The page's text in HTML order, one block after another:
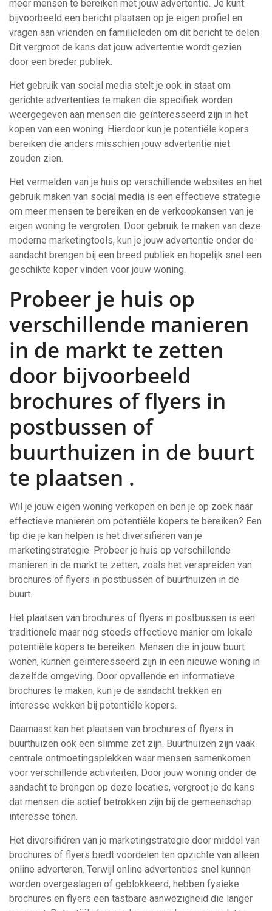
meer mensen te bereiken met jouw advertentie. Je kunt
bijvoorbeeld een bericht plaatsen op je eigen profiel en
vragen aan vrienden en familieleden om dit bericht te delen.
Dit vergroot de kans dat jouw advertentie wordt gezien
door een breder publiek.
Het gebruik van social media stelt je ook in staat om
gerichte advertenties te maken die specifiek worden
weergegeven aan mensen die geïnteresseerd zijn in het
kopen van een woning. Hierdoor kun je potentiële kopers
bereiken die anders misschien jouw advertentie niet
zouden zien.
Het vermelden van je huis op verschillende websites en het
gebruik maken van social media is een effectieve strategie
om meer mensen te bereiken en de verkoopkansen van je
eigen woning te vergroten. Door gebruik te maken van deze
moderne marketingtools, kun je jouw advertentie onder de
aandacht brengen bij een breed publiek en hopelijk snel een
geschikte koper vinden voor jouw woning.
Probeer je huis op
verschillende manieren
in de markt te zetten
door bijvoorbeeld
brochures of flyers in
postbussen of
buurthuizen in de buurt
te plaatsen .
Wil je jouw eigen woning verkopen en ben je op zoek naar
effectieve manieren om potentiële kopers te bereiken? Een
tip die je kan helpen is het diversifiëren van je
marketingstrategie. Probeer je huis op verschillende
manieren in de markt te zetten, zoals het verspreiden van
brochures of flyers in postbussen of buurthuizen in de
buurt.
Het plaatsen van brochures of flyers in postbussen is een
traditionele maar nog steeds effectieve manier om lokale
potentiële kopers te bereiken. Mensen die in jouw buurt
wonen, kunnen geïnteresseerd zijn in een nieuwe woning in
dezelfde omgeving. Door opvallende en informatieve
brochures te maken, kun je de aandacht trekken en
interesse wekken bij potentiële kopers.
Daarnaast kan het plaatsen van brochures of flyers in
buurthuizen ook een slimme zet zijn. Buurthuizen zijn vaak
centrale ontmoetingsplekken waar mensen samenkomen
voor verschillende activiteiten. Door jouw woning onder de
aandacht te brengen op deze locaties, vergroot je de kans
dat mensen die actief betrokken zijn bij de gemeenschap
interesse tonen.
Het diversifiëren van je marketingstrategie door middel van
brochures of flyers biedt voordelen ten opzichte van alleen
online adverteren. Terwijl online advertenties snel kunnen
worden overgeslagen of geblokkeerd, hebben fysieke
brochures en flyers een tastbare aanwezigheid die langer